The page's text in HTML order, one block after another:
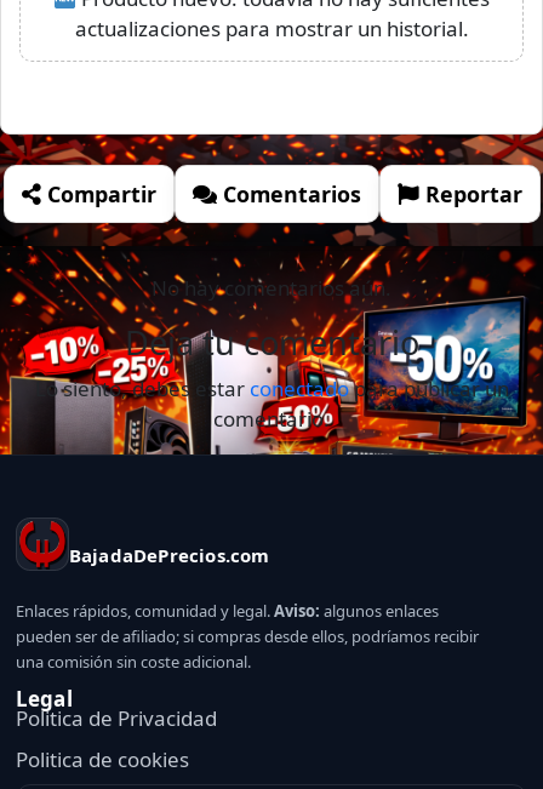
actualizaciones para mostrar un historial.
Compartir Comentarios Reportar
No hay comentarios aún.
Deja tu comentario
Lo siento, debes estar conectadopara publicar un
comentario.
BajadaDePrecios.com
Enlaces rápidos, comunidad y legal.Aviso: algunos enlaces
pueden ser de afiliado; si compras desde ellos, podríamos recibir
una comisión sin coste adicional.
Legal
Politica de Privacidad
Politica de cookies